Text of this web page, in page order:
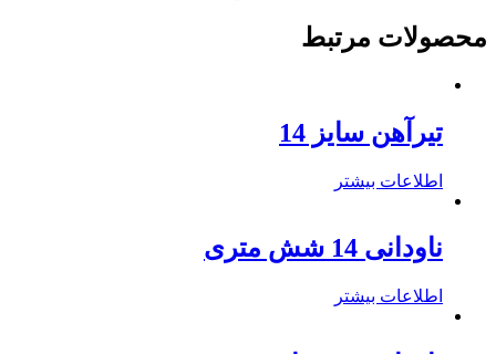
محصولات مرتبط
تیرآهن سایز 14
اطلاعات بیشتر
ناودانی 14 شش متری
اطلاعات بیشتر